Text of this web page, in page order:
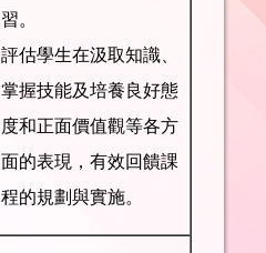
習。
評估學生在汲取知識、
掌握技能及培養良好態
度和正面價值觀等各方
面的表現，有效回饋課
程的規劃與實施。